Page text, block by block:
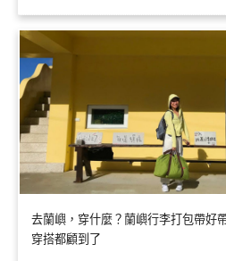
去蘭嶼，穿什麼？蘭嶼行李打包帶好
穿搭都顧到了